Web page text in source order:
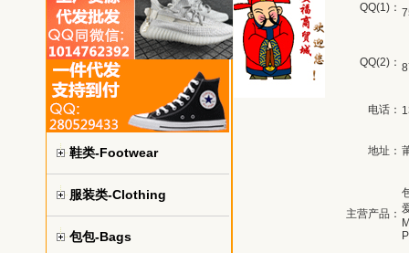
鞋类-Footwear
服装类-Clothing
包包-Bags
QQ(1)：
QQ(2)：
电话：
地址：
主营产品：